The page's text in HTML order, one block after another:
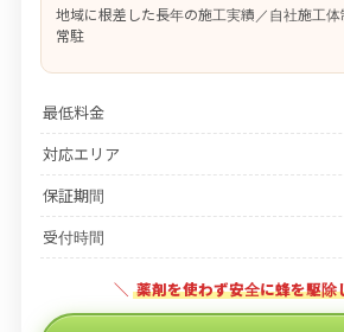
地域に根差した長年の施工実績／自社施工
常駐
最低料金
対応エリア
保証期間
受付時間
＼ 薬剤を使わず安全に蜂を駆除